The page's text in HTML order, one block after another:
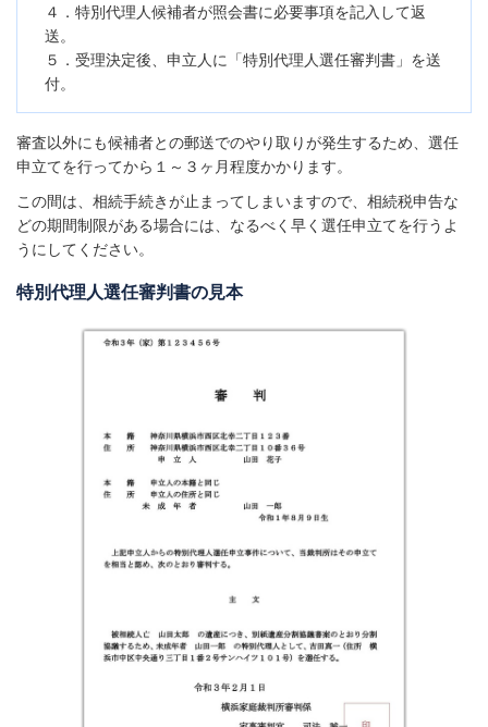
４．特別代理人候補者が照会書に必要事項を記入して返
送。
５．受理決定後、申立人に「特別代理人選任審判書」を送
付。
審査以外にも候補者との郵送でのやり取りが発生するため、選任
申立てを行ってから１～３ヶ月程度かかります。
この間は、相続手続きが止まってしまいますので、相続税申告な
どの期間制限がある場合には、なるべく早く選任申立てを行うよ
うにしてください。
特別代理人選任審判書の見本